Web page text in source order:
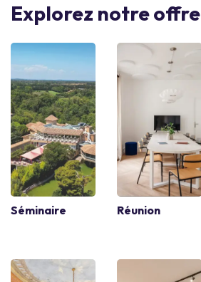
Explorez notre offre
Séminaire Réunion